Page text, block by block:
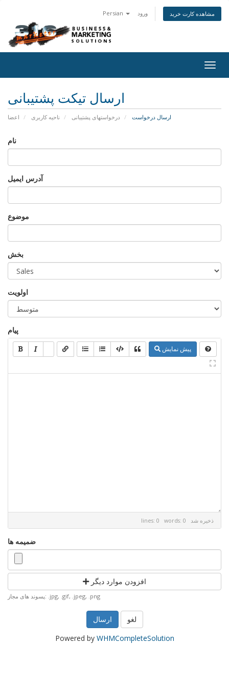
Persian ورود مشاهده کارت خرید
ارسال تیکت پشتیبانی
اعضا ناحیه کاربری درخواستهای پشتیبانی ارسال درخواست
نام
آدرس ایمیل
موضوع
بخش
اولویت
پیام
پیش نمایش
lines: 0 words: 0 ذخیره شد
ضمیمه ها
افزودن موارد دیگر
پسوند های مجاز: .jpg, .gif, .jpeg, .png
لغو
Powered by WHMCompleteSolution